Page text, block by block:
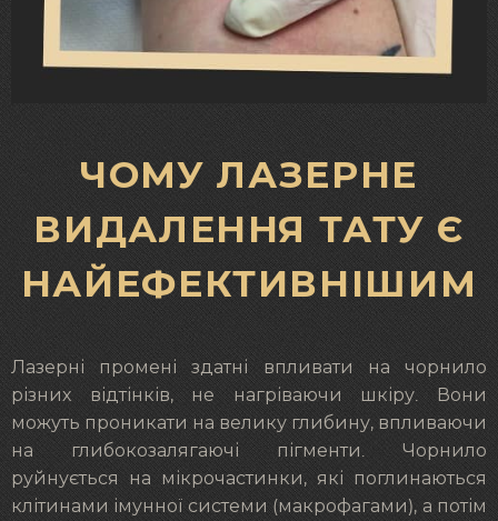
ЧОМУ ЛАЗЕРНЕ
ВИДАЛЕННЯ ТАТУ Є
НАЙЕФЕКТИВНІШИМ
Лазерні промені здатні впливати на чорнило
різних відтінків, не нагріваючи шкіру. Вони
можуть проникати на велику глибину, впливаючи
на глибокозалягаючі пігменти. Чорнило
руйнується на мікрочастинки, які поглинаються
клітинами імунної системи (макрофагами), а потім